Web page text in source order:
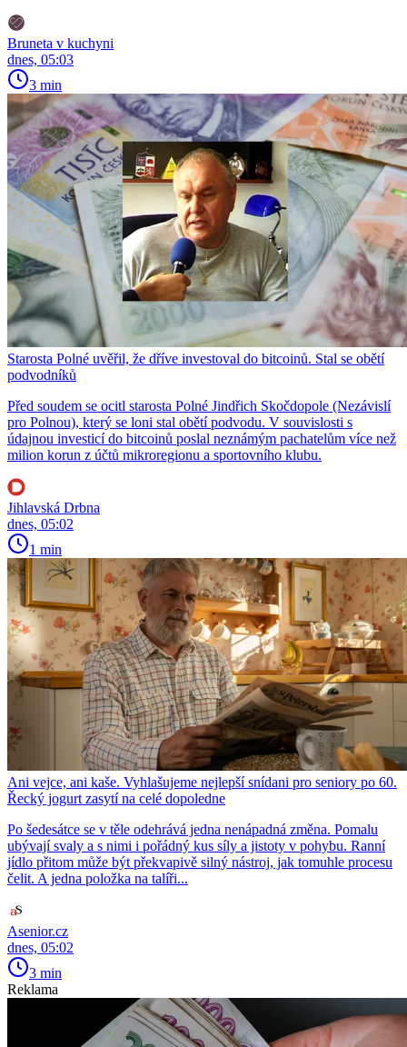
Bruneta v kuchyni
dnes, 05:03
3 min
Starosta Polné uvěřil, že dříve investoval do bitcoinů. Stal se obětí
podvodníků
Před soudem se ocitl starosta Polné Jindřich Skočdopole (Nezávislí
pro Polnou), který se loni stal obětí podvodu. V souvislosti s
údajnou investicí do bitcoinů poslal neznámým pachatelům více než
milion korun z účtů mikroregionu a sportovního klubu.
Jihlavská Drbna
dnes, 05:02
1 min
Ani vejce, ani kaše. Vyhlašujeme nejlepší snídani pro seniory po 60.
Řecký jogurt zasytí na celé dopoledne
Po šedesátce se v těle odehrává jedna nenápadná změna. Pomalu
ubývají svaly a s nimi i pořádný kus síly a jistoty v pohybu. Ranní
jídlo přitom může být překvapivě silný nástroj, jak tomuhle procesu
čelit. A jedna položka na talíři...
Asenior.cz
dnes, 05:02
3 min
Reklama